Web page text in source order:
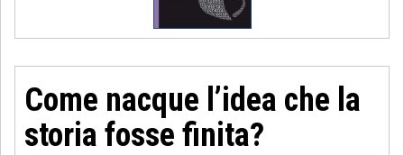
Come nacque l’idea che la
storia fosse finita?